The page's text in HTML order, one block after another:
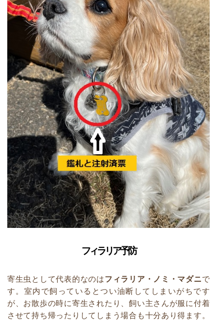
フィラリア予防
寄生虫として代表的なのはフィラリア・ノミ・マダニで
す。室内で飼っているとつい油断してしまいがちです
が、お散歩の時に寄生されたり、飼い主さんが服に付着
させて持ち帰ったりしてしまう場合も十分あり得ます。